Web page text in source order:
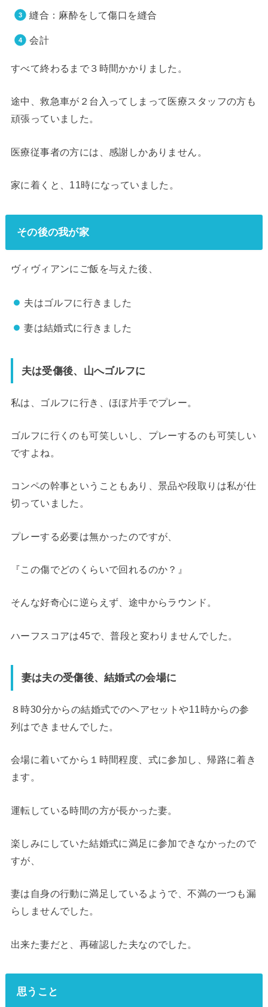
縫合：麻酔をして傷口を縫合
会計
すべて終わるまで３時間かかりました。
途中、救急車が２台入ってしまって医療スタッフの方も
頑張っていました。
医療従事者の方には、感謝しかありません。
家に着くと、11時になっていました。
その後の我が家
ヴィヴィアンにご飯を与えた後、
夫はゴルフに行きました
妻は結婚式に行きました
夫は受傷後、山へゴルフに
私は、ゴルフに行き、ほぼ片手でプレー。
ゴルフに行くのも可笑しいし、プレーするのも可笑しい
ですよね。
コンペの幹事ということもあり、景品や段取りは私が仕
切っていました。
プレーする必要は無かったのですが、
『この傷でどのくらいで回れるのか？』
そんな好奇心に逆らえず、途中からラウンド。
ハーフスコアは45で、普段と変わりませんでした。
妻は夫の受傷後、結婚式の会場に
８時30分からの結婚式でのヘアセットや11時からの参
列はできませんでした。
会場に着いてから１時間程度、式に参加し、帰路に着き
ます。
運転している時間の方が長かった妻。
楽しみにしていた結婚式に満足に参加できなかったので
すが、
妻は自身の行動に満足しているようで、不満の一つも漏
らしませんでした。
出来た妻だと、再確認した夫なのでした。
思うこと